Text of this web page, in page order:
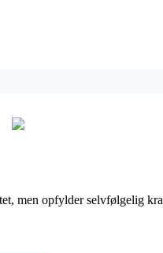
men opfylder selvfølgelig